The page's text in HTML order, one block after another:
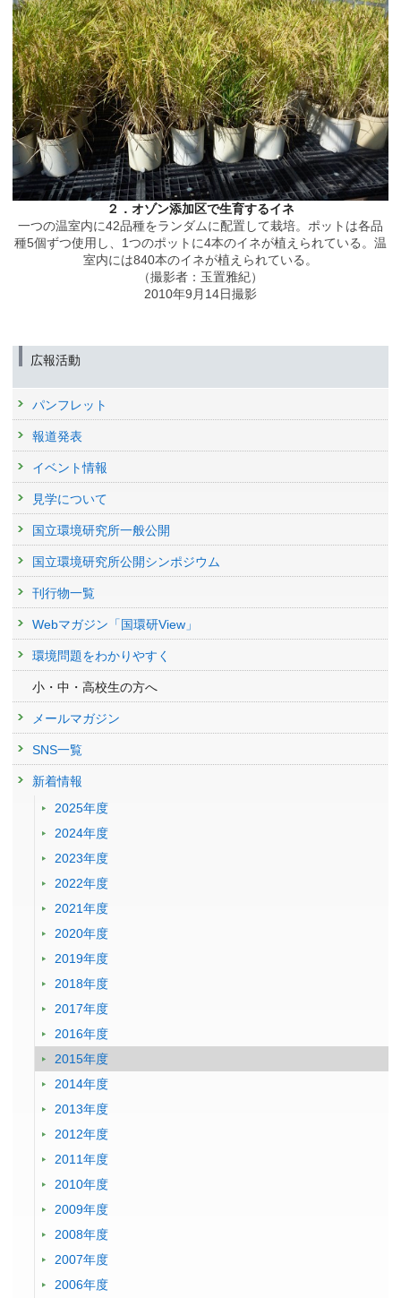
２．オゾン添加区で生育するイネ
一つの温室内に42品種をランダムに配置して栽培。ポットは各品
種5個ずつ使用し、1つのポットに4本のイネが植えられている。温
室内には840本のイネが植えられている。
（撮影者：玉置雅紀）
2010年9月14日撮影
広報活動
パンフレット
報道発表
イベント情報
見学について
国立環境研究所一般公開
国立環境研究所公開シンポジウム
刊行物一覧
Webマガジン「国環研View」
環境問題をわかりやすく
小・中・高校生の方へ
メールマガジン
SNS一覧
新着情報
2025年度
2024年度
2023年度
2022年度
2021年度
2020年度
2019年度
2018年度
2017年度
2016年度
2015年度
2014年度
2013年度
2012年度
2011年度
2010年度
2009年度
2008年度
2007年度
2006年度